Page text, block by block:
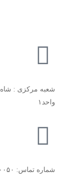
واحد۱​
شماره تماس: ۰۲۶۳۲۲۱۰۰۵۰ – ۰۹۱۲۰۸۳۴۵۶۴